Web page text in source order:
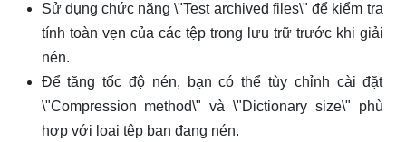
Sử dụng chức năng \"Test archived files\" để kiểm tra
tính toàn vẹn của các tệp trong lưu trữ trước khi giải
nén.
Để tăng tốc độ nén, bạn có thể tùy chỉnh cài đặt
\"Compression method\" và \"Dictionary size\" phù
hợp với loại tệp bạn đang nén.